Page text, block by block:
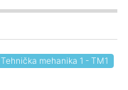
Tehnička mehanika 1 - TM1